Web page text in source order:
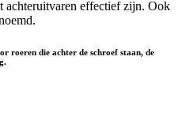
achteruitvaren effectief zijn. Ook
roeren die achter de schroef staan, de